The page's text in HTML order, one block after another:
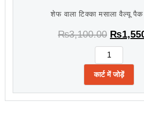
शेफ वाला टिक्का मसाला वैल्यू
₨3,100.00 ₨
कार्ट में जोड़ें